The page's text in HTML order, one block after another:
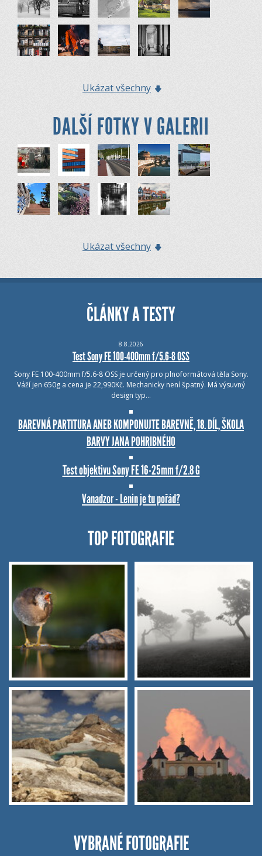
Ukázat všechny
DALŠÍ FOTKY V GALERII
Ukázat všechny
ČLÁNKY A TESTY
8.8.2026
Test Sony FE 100-400mm f/5.6-8 OSS
Sony FE 100-400mm f/5.6-8 OSS je určený pro plnoformátová těla Sony.
Váží jen 650g a cena je 22,990Kč. Mechanicky není špatný. Má výsuvný
design typ…
BAREVNÁ PARTITURA ANEB KOMPONUJTE BAREVNĚ, 18. DÍL, ŠKOLA
BARVY JANA POHRIBNÉHO
Test objektivu Sony FE 16-25mm f/2.8 G
Vanadzor - Lenin je tu pořád?
TOP FOTOGRAFIE
VYBRANÉ FOTOGRAFIE